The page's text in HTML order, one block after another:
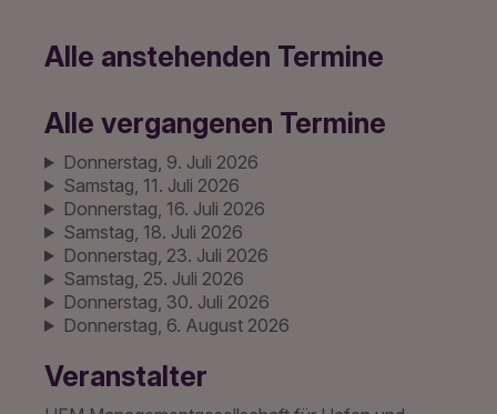
Alle anstehenden Termine
Alle vergangenen Termine
Donnerstag, 9. Juli 2026
Samstag, 11. Juli 2026
Donnerstag, 16. Juli 2026
Samstag, 18. Juli 2026
Donnerstag, 23. Juli 2026
Samstag, 25. Juli 2026
Donnerstag, 30. Juli 2026
Donnerstag, 6. August 2026
Veranstalter